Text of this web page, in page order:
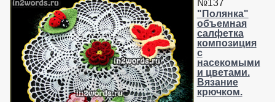
№137
"Полянка"
объемная
салфетка
композиция
с
насекомыми
и цветами.
Вязание
крючком.